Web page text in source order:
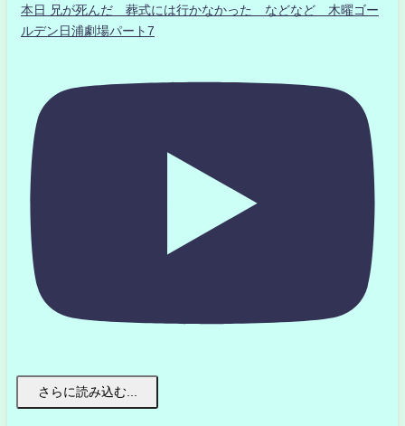
本日 兄が死んだ 葬式には行かなかった などなど 木曜ゴー
ルデン日浦劇場パート7
さらに読み込む...